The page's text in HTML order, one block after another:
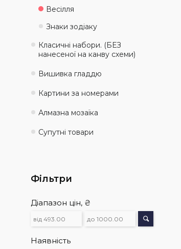
Весілля
Знаки зодіаку
Класичні набори. (БЕЗ
нанесеної на канву схеми)
Вишивка гладдю
Картини за номерами
Алмазна мозаїка
Супутні товари
Фільтри
Діапазон цін, ₴
Наявність